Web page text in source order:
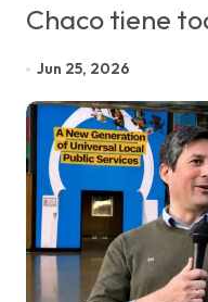
Chaco tiene
Jun 25, 2026